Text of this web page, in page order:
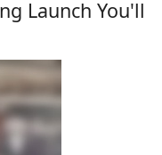
Launch You'll